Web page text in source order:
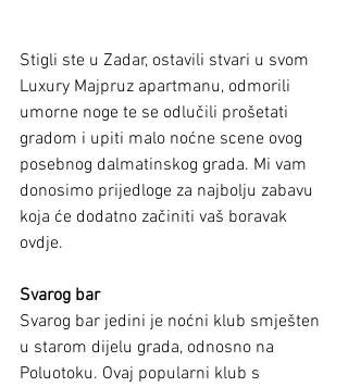
Stigli ste u Zadar, ostavili stvari u svom
Luxury Majpruz apartmanu, odmorili
umorne noge te se odlučili prošetati
gradom i upiti malo noćne scene ovog
posebnog dalmatinskog grada. Mi vam
donosimo prijedloge za najbolju zabavu
koja će dodatno začiniti vaš boravak
ovdje.
Svarog bar
Svarog bar jedini je noćni klub smješten
u starom dijelu grada, odnosno na
Poluotoku. Ovaj popularni klub s